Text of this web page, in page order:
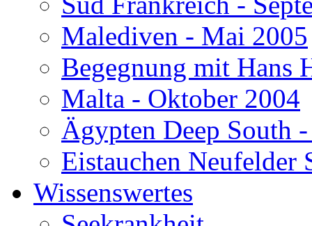
Malediven - Mai 2005
Begegnung mit Hans
Malta - Oktober 2004
Ägypten Deep South
Eistauchen Neufelder
Wissenswertes